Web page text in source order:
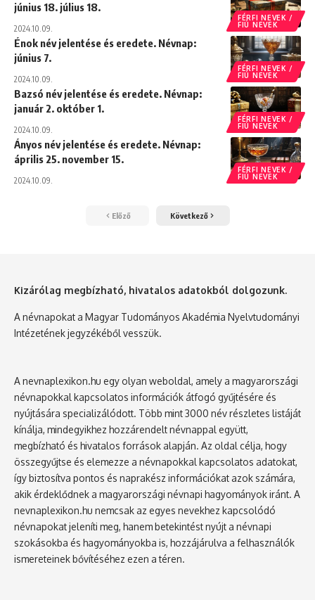
FÉRFI NEVEK /
FIÚ NEVEK
június 18. július 18.
2024.10.09.
FÉRFI NEVEK /
FIÚ NEVEK
Énok név jelentése és eredete. Névnap:
június 7.
2024.10.09.
FÉRFI NEVEK /
FIÚ NEVEK
Bazsó név jelentése és eredete. Névnap:
január 2. október 1.
2024.10.09.
FÉRFI NEVEK /
FIÚ NEVEK
Ányos név jelentése és eredete. Névnap:
április 25. november 15.
2024.10.09.
Előző Következő
Kizárólag megbízható, hivatalos adatokból dolgozunk.
A névnapokat a Magyar Tudományos Akadémia Nyelvtudományi
Intézetének jegyzékéből vesszük.
A nevnaplexikon.hu egy olyan weboldal, amely a magyarországi
névnapokkal kapcsolatos információk átfogó gyűjtésére és
nyújtására specializálódott. Több mint 3000 név részletes listáját
kínálja, mindegyikhez hozzárendelt névnappal együtt,
megbízható és hivatalos források alapján. Az oldal célja, hogy
összegyűjtse és elemezze a névnapokkal kapcsolatos adatokat,
így biztosítva pontos és naprakész információkat azok számára,
akik érdeklődnek a magyarországi névnapi hagyományok iránt. A
nevnaplexikon.hu nemcsak az egyes nevekhez kapcsolódó
névnapokat jeleníti meg, hanem betekintést nyújt a névnapi
szokásokba és hagyományokba is, hozzájárulva a felhasználók
ismereteinek bővítéséhez ezen a téren.